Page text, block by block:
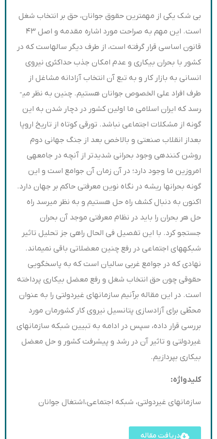
بی شک یکی از مهمترین حقوق جوانان، حق بر انتخاب شغل
است. این مهم به صراحت مورد اشاره مقدمه و اصل ۴۳
قانون اساسی قرار گرفته است، از طرف دیگر سال­هاست که در
کشور با بحران بیکاری و عدم امکان جذب حداکثری نیروی
انسانی به بازار کار و به تبع آن انتخاب آزادانه مشاغل از
طرف افراد علی الخصوص جوانان هستیم. چنین به نظر می­
رسد که ایران اسلامی ما اولین کشور در دچار شدن به این
گونه از مشکلات اجتماعی نباشد. تورقی کوتاه از تاریخ اروپا
بعداز انقلاب صنعتی و بالاخص بعد از جنگ جهانی دوم
روشن کننده­ی­ وجود بحرانی شدیدتر از آنچه در جامعه­ی
امروزین ما وجود دارد؛ در آن زمان آن جوامع است و این
گونه بحران­ها ریشه در نگاه نوین معرفتی حاکم بر جهان دارد.
اکنون به دنبال کشف راه حل هستیم و به نظر می­رسد راه
حل هر بحران را باید در نظام معرفتی موجد آن بحران
جستجو کرد. با این تفصیل فی الحال راهی جز تحلیل تاثیر
شبکه­های اجتماعی در رفع چنین معضلاتی باقی نمی­ماند.
نهادی که در جوامع غربی سالیان است که به پاسخگویی
حقوقی چون حق انتخاب شغل و رفع معضل بیکاری پرداخته
است. در این مقاله برآنیم سازمانهای غیردولتی را به عنوان
محطّی برای آزادسازی پتانسیل نیروی کار کشورمان مورد
بررسی قرار داده، سپس در ادامه به تبیین شبکه سازمان­های
غیردولتی و تاثیر آن در رشد و پیشرفت کشور و حل معضل
بیکاری بپردازیم.
کلیدواژه:
سازمان­های غیردولتی، شبکه اجتماعی،اشتغال جوانان
دریافت مقاله